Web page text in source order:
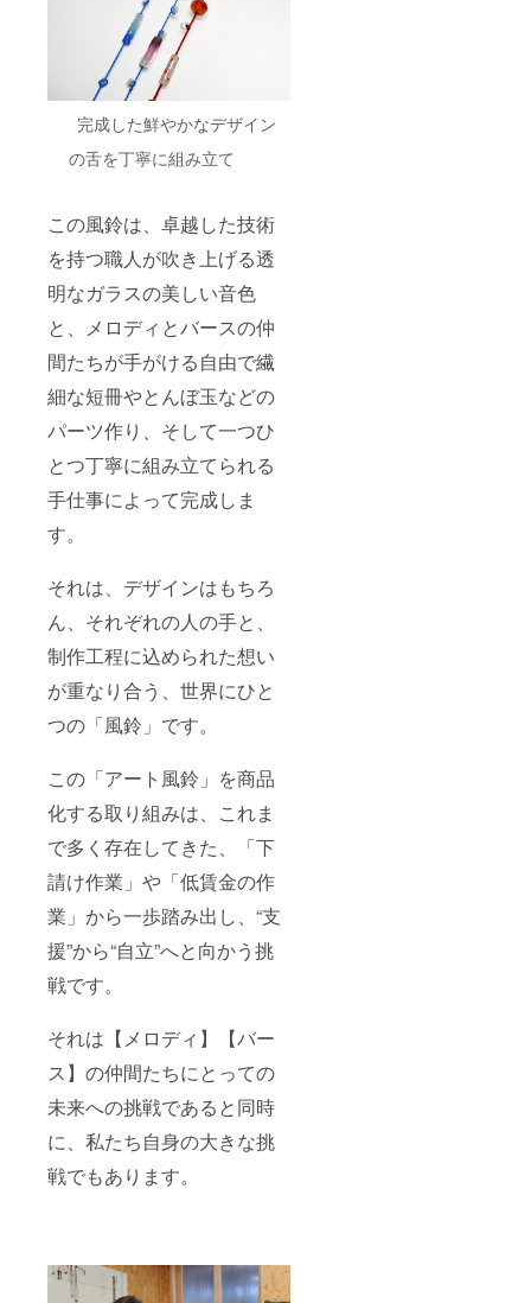
完成した鮮やかなデザイン
の舌を丁寧に組み立て
この風鈴は、卓越した技術
を持つ職人が吹き上げる透
明なガラスの美しい音色
と、メロディとバースの仲
間たちが手がける自由で繊
細な短冊やとんぼ玉などの
パーツ作り、そして一つひ
とつ丁寧に組み立てられる
手仕事によって完成しま
す。
それは、デザインはもちろ
ん、それぞれの人の手と、
制作工程に込められた想い
が重なり合う、世界にひと
つの「風鈴」です。
この「アート風鈴」を商品
化する取り組みは、これま
で多く存在してきた、「下
請け作業」や「低賃金の作
業」から一歩踏み出し、“支
援”から“自立”へと向かう挑
戦です。
それは【メロディ】【バー
ス】の仲間たちにとっての
未来への挑戦であると同時
に、私たち自身の大きな挑
戦でもあります。